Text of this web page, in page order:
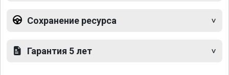
Сохранение ресурса
Гарантия 5 лет